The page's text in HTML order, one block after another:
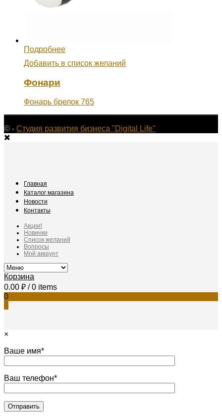
Подробнее
Добавить в список желаний
Фонари
Фонарь брелок 765
© - Студия развития бизнеса "Digital Life"
Главная
Каталог магазина
Новости
Контакты
Акции!
Новинки
Список желаний
Вопросы
Мой аккаунт
Корзина
0.00 ₽ / 0 items
0
×
Ваше имя*
Ваш телефон*